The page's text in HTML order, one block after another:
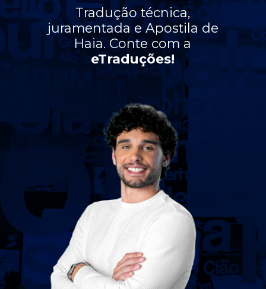
Tradução técnica,
juramentada e Apostila de
Haia. Conte com a
eTraduções!